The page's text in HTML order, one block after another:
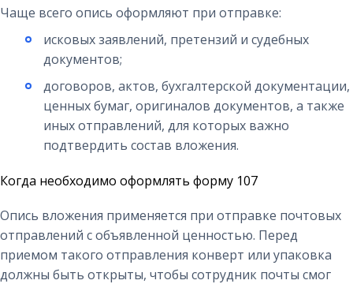
Чаще всего опись оформляют при отправке:
исковых заявлений, претензий и судебных
документов;
договоров, актов, бухгалтерской документации,
ценных бумаг, оригиналов документов, а также
иных отправлений, для которых важно
подтвердить состав вложения.
Когда необходимо оформлять форму 107
Опись вложения применяется при отправке почтовых
отправлений с объявленной ценностью. Перед
приемом такого отправления конверт или упаковка
должны быть открыты, чтобы сотрудник почты смог